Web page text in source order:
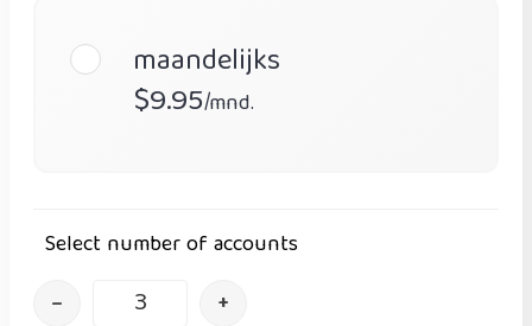
maandelijks
$9.95/mnd.
Select number of accounts
– +